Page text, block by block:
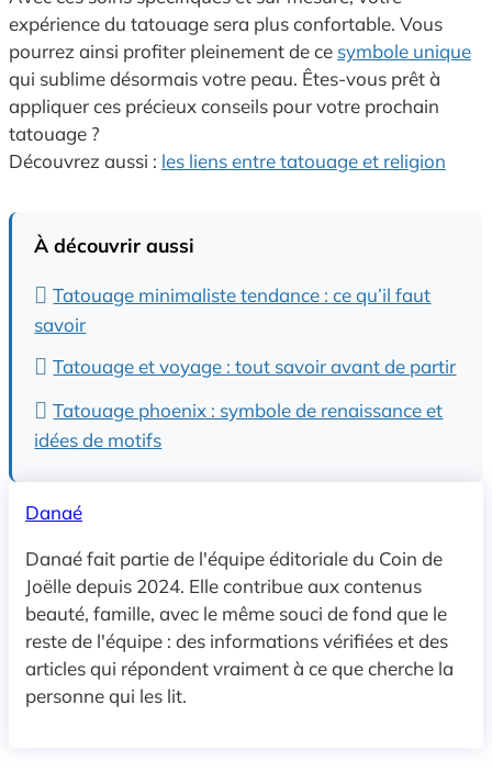
expérience du tatouage sera plus confortable. Vous
pourrez ainsi profiter pleinement de ce symbole unique
qui sublime désormais votre peau. Êtes-vous prêt à
appliquer ces précieux conseils pour votre prochain
tatouage ?
Découvrez aussi : les liens entre tatouage et religion
À découvrir aussi
Tatouage minimaliste tendance : ce qu’il faut
savoir
Tatouage et voyage : tout savoir avant de partir
Tatouage phoenix : symbole de renaissance et
idées de motifs
Danaé
Danaé fait partie de l'équipe éditoriale du Coin de
Joëlle depuis 2024. Elle contribue aux contenus
beauté, famille, avec le même souci de fond que le
reste de l'équipe : des informations vérifiées et des
articles qui répondent vraiment à ce que cherche la
personne qui les lit.